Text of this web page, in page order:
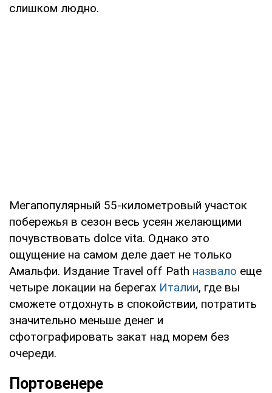
слишком людно.
Мегапопулярный 55-километровый участок
побережья в сезон весь усеян желающими
почувствовать dolce vita. Однако это
ощущение на самом деле дает не только
Амальфи. Издание Travel off Path назвало еще
четыре локации на берегах Италии, где вы
сможете отдохнуть в спокойствии, потратить
значительно меньше денег и
сфотографировать закат над морем без
очереди.
Портовенере